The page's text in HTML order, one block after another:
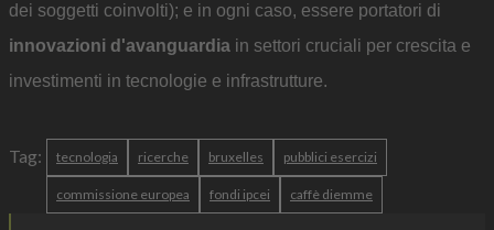
dei soggetti coinvolti); e in ogni caso, essere portatori di
innovazioni d'avanguardia in settori cruciali per crescita e
investimenti in tecnologie e infrastrutture.
Tag: tecnologia ricerche bruxelles pubblici esercizi
commissione europea fondi ipcei caffè diemme